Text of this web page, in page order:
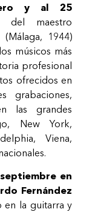
y al 25
del maestro
1944)
músicos más
profesional
ofrecidos en
grabaciones,
las grandes
New York,
Viena,
en
Fernández
en la guitarra y